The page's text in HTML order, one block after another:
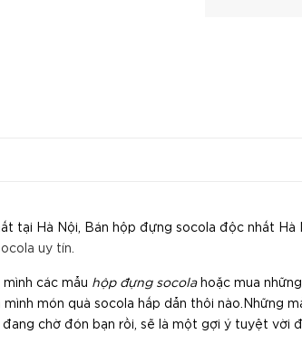
tại Hà Nội, Bán hộp đựng socola độc nhất Hà
uy tín.
các mẫu hộp đựng socola hoặc mua
món quà socola hấp dẫn thôi nào.Những
chờ đón bạn rồi, sẽ là một gợi ý tuyệt vời